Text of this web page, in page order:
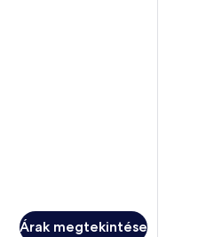
Árak megtekintése